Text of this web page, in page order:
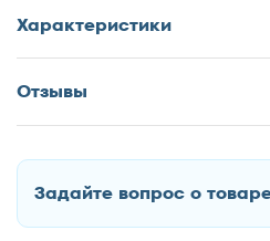
110x200
120x190
120x195
120x200
Характеристики
Отзывы
Оставить отзыв о
Как Вас зовут?
Задайте вопрос о